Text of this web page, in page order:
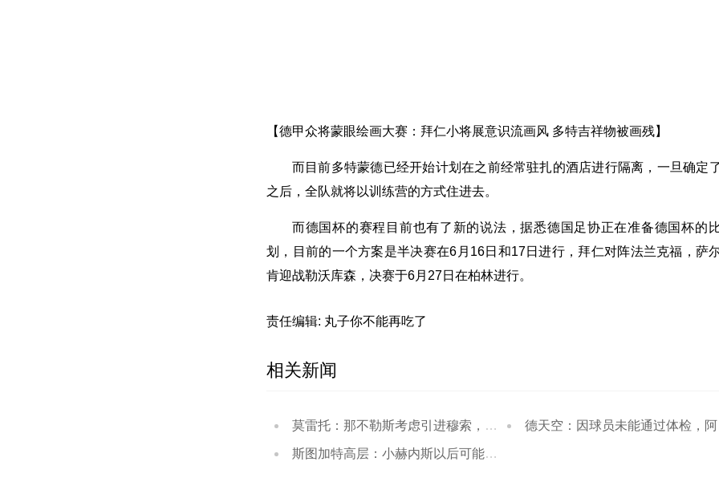
【德甲众将蒙眼绘画大赛：拜仁小将展意识流画风 多特吉祥物被画残】
而目前多特蒙德已经开始计划在之前经常驻扎的酒店进行隔离，一旦确定
之后，全队就将以训练营的方式住进去。
而德国杯的赛程目前也有了新的说法，据悉德国足协正在准备德国杯的
划，目前的一个方案是半决赛在6月16日和17日进行，拜仁对阵法兰克福，萨
肯迎战勒沃库森，决赛于6月27日在柏林进行。 ​​​​
责任编辑: 丸子你不能再吃了
相关新闻
莫雷托：那不勒斯考虑引进穆索，这取决于米林科维奇-萨维奇 德天空：因球员未能通过体检，阿斯拉尼转会莱比锡告吹
斯图加特高层：小赫内斯以后可能会获得出任德国队主帅的机会